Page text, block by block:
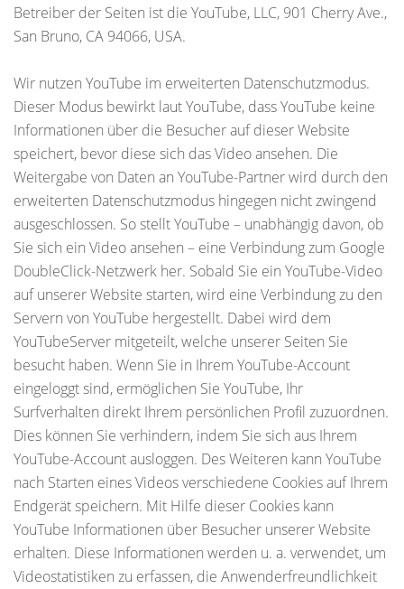
Betreiber der Seiten ist die YouTube, LLC, 901 Cherry Ave.,
San Bruno, CA 94066, USA.
Wir nutzen YouTube im erweiterten Datenschutzmodus.
Dieser Modus bewirkt laut YouTube, dass YouTube keine
Informationen über die Besucher auf dieser Website
speichert, bevor diese sich das Video ansehen. Die
Weitergabe von Daten an YouTube-Partner wird durch den
erweiterten Datenschutzmodus hingegen nicht zwingend
ausgeschlossen. So stellt YouTube – unabhängig davon, ob
Sie sich ein Video ansehen – eine Verbindung zum Google
DoubleClick-Netzwerk her. Sobald Sie ein YouTube-Video
auf unserer Website starten, wird eine Verbindung zu den
Servern von YouTube hergestellt. Dabei wird dem
YouTubeServer mitgeteilt, welche unserer Seiten Sie
besucht haben. Wenn Sie in Ihrem YouTube-Account
eingeloggt sind, ermöglichen Sie YouTube, Ihr
Surfverhalten direkt Ihrem persönlichen Profil zuzuordnen.
Dies können Sie verhindern, indem Sie sich aus Ihrem
YouTube-Account ausloggen. Des Weiteren kann YouTube
nach Starten eines Videos verschiedene Cookies auf Ihrem
Endgerät speichern. Mit Hilfe dieser Cookies kann
YouTube Informationen über Besucher unserer Website
erhalten. Diese Informationen werden u. a. verwendet, um
Videostatistiken zu erfassen, die Anwenderfreundlichkeit